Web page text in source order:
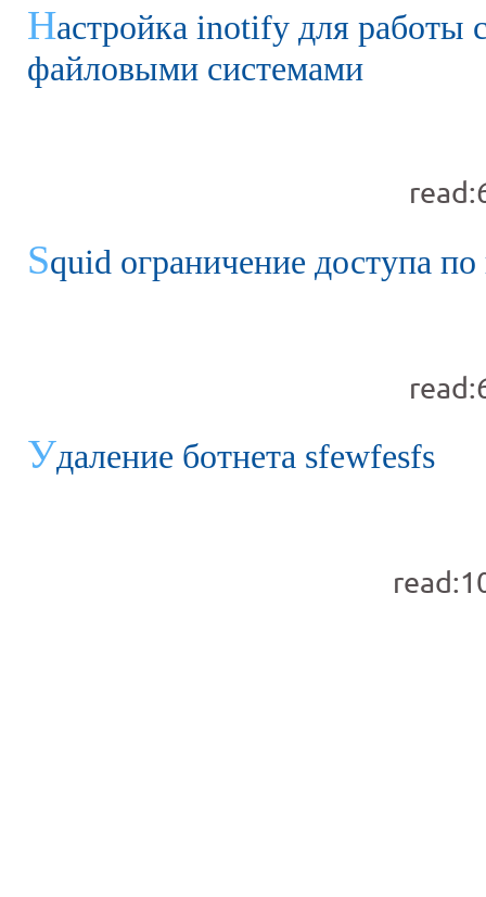
Настройка inotify для работы
файловыми системами
Squid ограничение доступа
Удаление ботнета sfewfesfs